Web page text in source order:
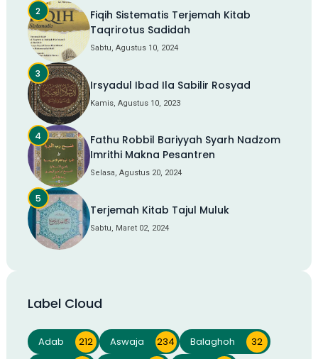
Fiqih Sistematis Terjemah Kitab
Taqrirotus Sadidah
Sabtu, Agustus 10, 2024
Irsyadul Ibad Ila Sabilir Rosyad
Kamis, Agustus 10, 2023
Fathu Robbil Bariyyah Syarh Nadzom
Imrithi Makna Pesantren
Selasa, Agustus 20, 2024
Terjemah Kitab Tajul Muluk
Sabtu, Maret 02, 2024
Label Cloud
Adab 212 Aswaja 234 Balaghoh
32